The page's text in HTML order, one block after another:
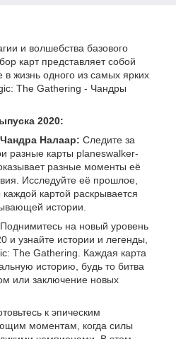
и волшебства базового
карт представляет собой
в жизнь одного из самых ярких
The Gathering - Чандры
2020:
Налаар: Следите за
разные карты planeswalker-
разные моменты её
Исследуйте её прошлое,
картой раскрывается
истории.
Поднимитесь на новый уровень
и узнайте истории и легенды,
The Gathering. Каждая карта
историю, будь то битва
или заключение новых
к эпическим
моментам, когда силы